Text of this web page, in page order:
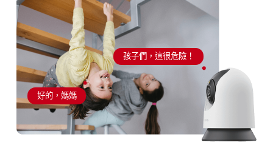
孩子們，這很危險！
好的，媽媽